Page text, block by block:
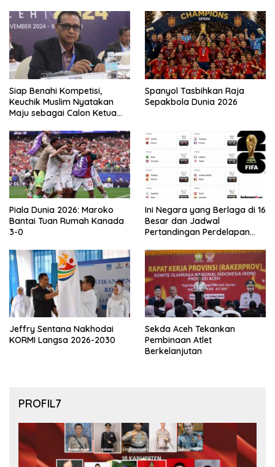
Siap Benahi Kompetisi,
Keuchik Muslim Nyatakan
Maju sebagai Calon Ketua
Spanyol Tasbihkan Raja
Sepakbola Dunia 2026
Piala Dunia 2026: Maroko
Bantai Tuan Rumah Kanada
3-0
Ini Negara yang Berlaga di 16
Besar dan Jadwal
Pertandingan Perdelapan
Jeffry Sentana Nakhodai
KORMI Langsa 2026-2030
Sekda Aceh Tekankan
Pembinaan Atlet
Berkelanjutan
PROFIL7